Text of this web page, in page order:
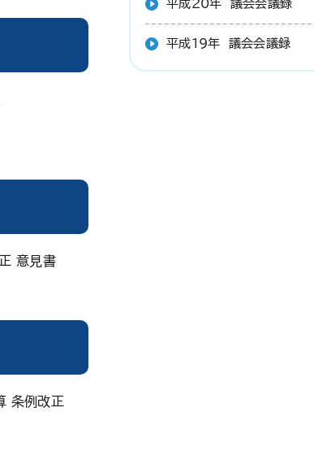
意見書
条例改正
平成20年 議会会議録
平成19年 議会会議録